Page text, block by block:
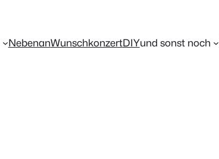
NebenanWunschkonzertDIYund sonst noch